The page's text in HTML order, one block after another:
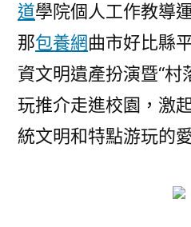
道學院個人工作教導
那包養網曲市好比縣
資文明遺產扮演暨“村
玩推介走進校園，激
統文明和特點游玩的